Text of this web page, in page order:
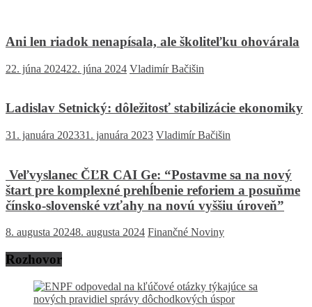
Ani len riadok nenapísala, ale školiteľku ohovárala
22. júna 202422. júna 2024 Vladimír Bačišin
Ladislav Setnický: dôležitosť stabilizácie ekonomiky
31. januára 202331. januára 2023 Vladimír Bačišin
Veľvyslanec ČĽR CAI Ge: “Postavme sa na nový
štart pre komplexné prehĺbenie reforiem a posuňme
čínsko-slovenské vzťahy na novú vyššiu úroveň”
8. augusta 20248. augusta 2024 Finančné Noviny
Rozhovor